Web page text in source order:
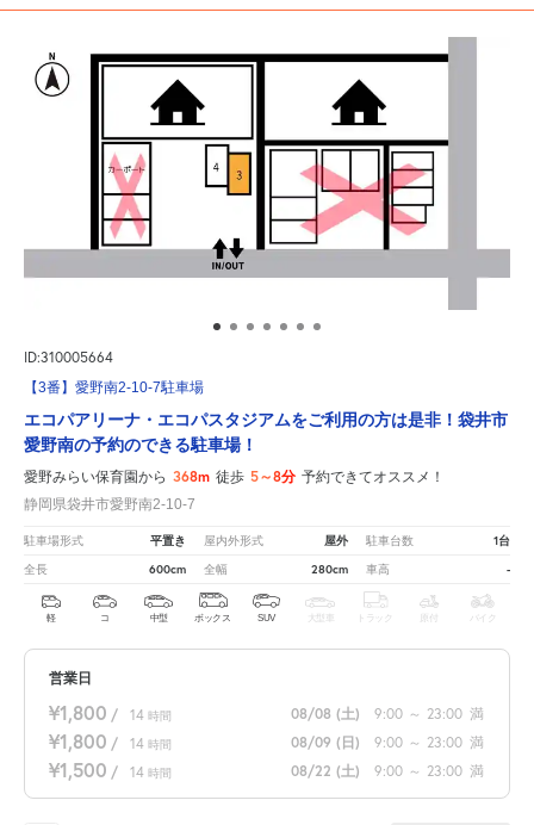
ID:310005664
【3番】愛野南2-10-7駐車場
エコパアリーナ・エコパスタジアムをご利用の方は是非！袋井市
愛野南の予約のできる駐車場！
愛野みらい保育園から 368m 徒歩 5～8分 予約できてオススメ！
静岡県袋井市愛野南2-10-7
駐車場形式 平置き 屋内外形式 屋外 駐車台数 1台
全長 600cm 全幅 280cm 車高 -
軽 コ 中型 ボックス SUV 大型車 トラック 原付 バイク
営業日
¥1,800 / 14 時間 08/08 (土) 9:00 ～ 23:00 満
¥1,800 / 14 時間 08/09 (日) 9:00 ～ 23:00 満
¥1,500 / 14 時間 08/22 (土) 9:00 ～ 23:00 満